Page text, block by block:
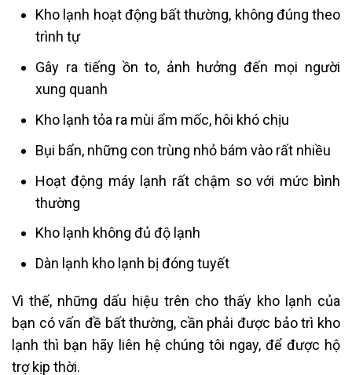
Kho lạnh hoạt động bất thường, không đúng theo
trình tự
Gây ra tiếng ồn to, ảnh hưởng đến mọi người
xung quanh
Kho lạnh tỏa ra mùi ẩm mốc, hôi khó chịu
Bụi bẩn, những con trùng nhỏ bám vào rất nhiều
Hoạt động máy lạnh rất chậm so với mức bình
thường
Kho lạnh không đủ độ lạnh
Dàn lạnh kho lạnh bị đóng tuyết
Vì thế, những dấu hiệu trên cho thấy kho lạnh của
bạn có vấn đề bất thường, cần phải được bảo trì kho
lạnh thì bạn hãy liên hệ chúng tôi ngay, để được hộ
trợ kịp thời.